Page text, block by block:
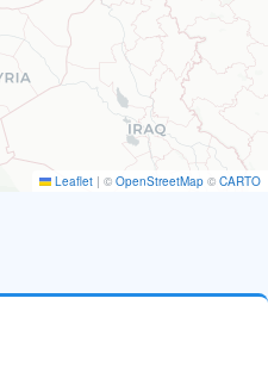
Leaflet | © OpenStreetMap © CARTO